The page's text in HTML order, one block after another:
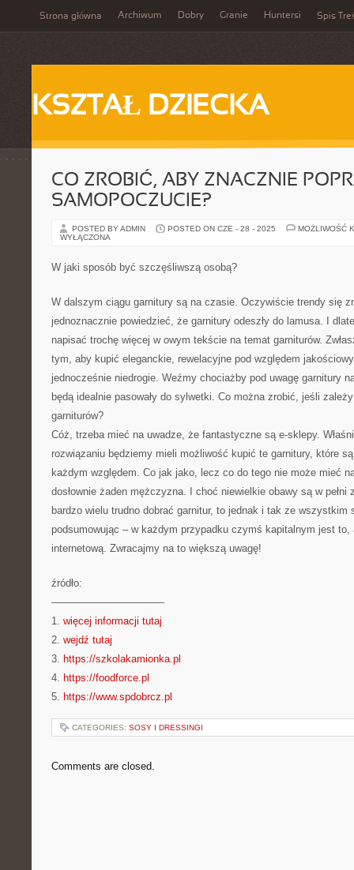
Strona główna Archiwum Dobry Granie Huntersi Spis
KSZTAŁ DZIECKA
CO ZROBIĆ, ABY ZNACZNIE
SAMOPOCZUCIE?
POSTED BY ADMIN POSTED ON CZE - 28 - 2025
MOŻLIWOŚĆ
WYŁĄCZONA
W jaki sposób być szczęśliwszą osobą?
W dalszym ciągu garnitury są na czasie. Oczywiście trendy się
jednoznacznie powiedzieć, że garnitury odeszły do lamusa. I
napisać trochę więcej w owym tekście na temat garniturów.
tym, aby kupić eleganckie, rewelacyjne pod względem
jednocześnie niedrogie. Weźmy chociażby pod uwagę garnitury
będą idealnie pasowały do sylwetki. Co można zrobić, jeśli
garniturów?
Cóż, trzeba mieć na uwadze, że fantastyczne są e-sklepy.
rozwiązaniu będziemy mieli możliwość kupić te garnitury, które
każdym względem. Co jak jako, lecz co do tego nie może mieć
dosłownie żaden mężczyzna. I choć niewielkie obawy są w pełni
bardzo wielu trudno dobrać garnitur, to jednak i tak ze wszystkim
podsumowując – w każdym przypadku czymś kapitalnym jest to,
internetową. Zwracajmy na to większą uwagę!
źródło:
———————————
1. więcej informacji tutaj
2. wejdź tutaj
3. https://szkolakamionka.pl
4. https://foodforce.pl
5. https://www.spdobrcz.pl
CATEGORIES: SOSY I DRESSINGI
Comments are closed.